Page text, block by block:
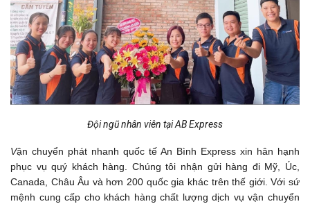
Đội ngũ nhân viên tại AB Express
Vận chuyển phát nhanh quốc tế An Bình Express xin hân hạnh
phục vụ quý khách hàng. Chúng tôi nhận gửi hàng đi Mỹ, Úc,
Canada, Châu Âu và hơn 200 quốc gia khác trên thế giới. Với sứ
mệnh cung cấp cho khách hàng chất lượng dịch vụ vận chuyển